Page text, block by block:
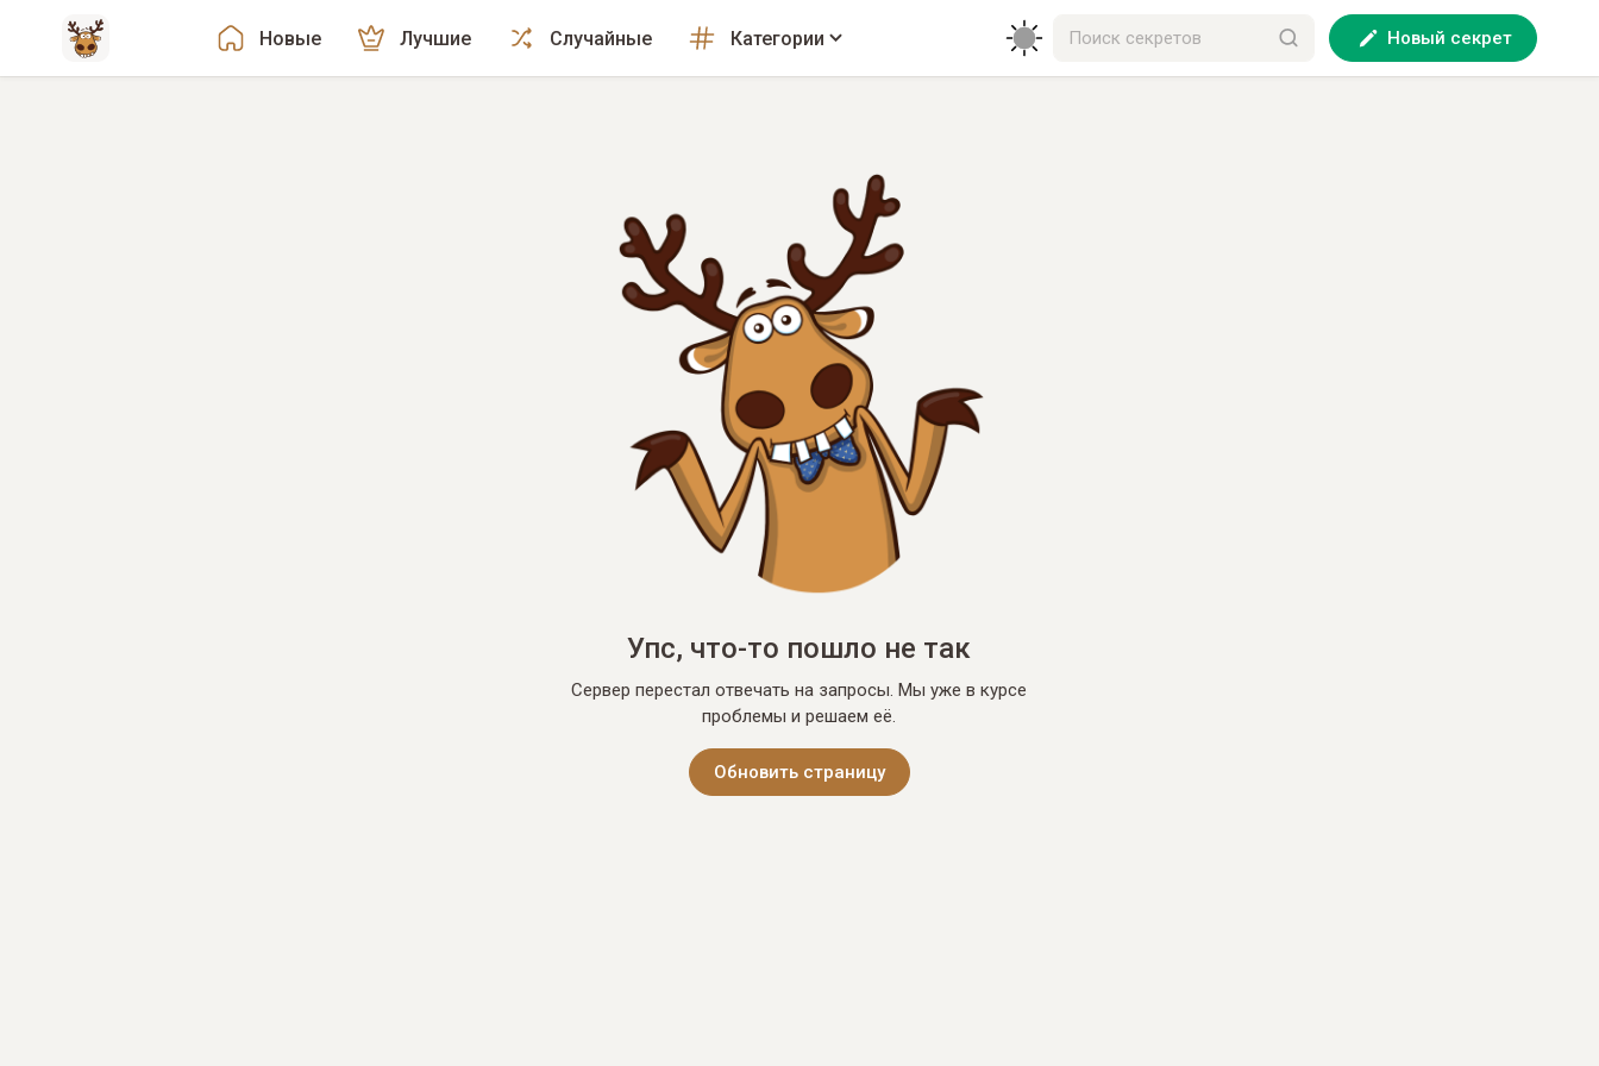
Новые Лучшие Случайные Категории Новый секрет
Упс, что-то пошло не так
Сервер перестал отвечать на запросы. Мы уже в курсе
проблемы и решаем её.
Обновить страницу